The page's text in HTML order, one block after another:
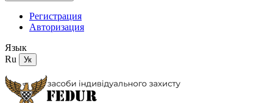
Регистрация
Авторизация
Язык
Ru
Ук